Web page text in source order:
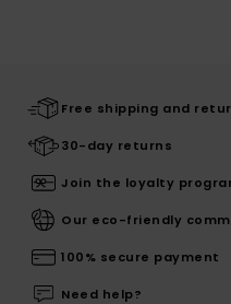
Free shipping and
30-day returns
Join the loyalty
Our eco-friendly
100% secure payment
Need help?